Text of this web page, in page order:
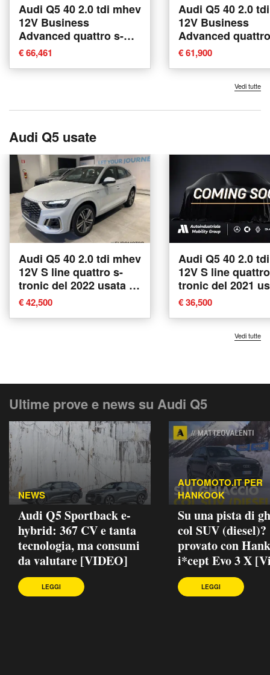
Audi Q5 40 2.0 tdi mhev
12V Business
Advanced quattro s-
tronic nuova a Padova
€ 66,461
Audi Q5 40 2.0
12V Business
Advanced
tronic nuova a
€ 61,900
Vedi tutte
Audi Q5 usate
Audi Q5 40 2.0 tdi mhev
12V S line quattro s-
tronic del 2022 usata a
Modugno
€ 42,500
Audi Q5 40 2.0
12V S line
tronic del 2021
Bolzano
€ 36,500
Vedi tutte
Ultime prove e news su Audi Q5
NEWS
Audi Q5 Sportback e-
hybrid: 367 CV e tanta
tecnologia, ma consumi
da valutare [VIDEO]
LEGGI
AUTOMOTO.IT PER
HANKOOK
Su una pista di
col SUV
provato con
i*cept Evo 3 X
LEGGI